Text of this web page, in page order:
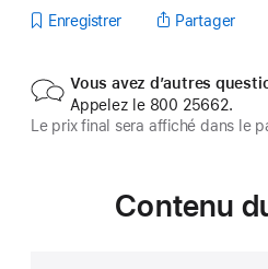
Enregistrer
Partager
Vous avez d’autres
Appelez le 800 25662.
Le prix final sera affiché dans le
Contenu